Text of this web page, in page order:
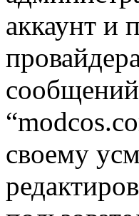
аккаунт и
своему